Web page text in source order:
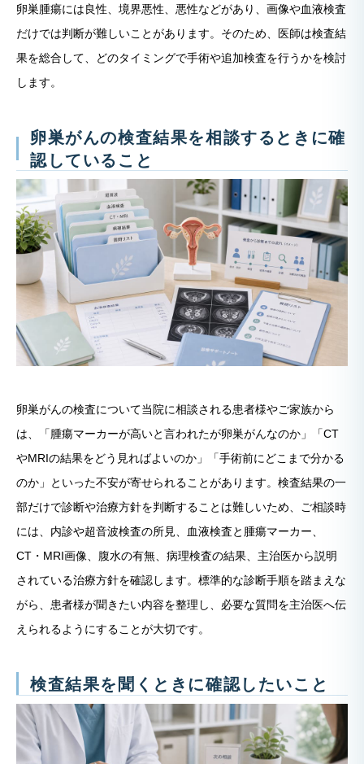
卵巣腫瘍には良性、境界悪性、悪性などがあり、画像や血液検査
だけでは判断が難しいことがあります。そのため、医師は検査結
果を総合して、どのタイミングで手術や追加検査を行うかを検討
します。
卵巣がんの検査結果を相談するときに確
認していること
卵巣がんの検査について当院に相談される患者様やご家族から
は、「腫瘍マーカーが高いと言われたが卵巣がんなのか」「CT
やMRIの結果をどう見ればよいのか」「手術前にどこまで分かる
のか」といった不安が寄せられることがあります。検査結果の一
部だけで診断や治療方針を判断することは難しいため、ご相談時
には、内診や超音波検査の所見、血液検査と腫瘍マーカー、
CT・MRI画像、腹水の有無、病理検査の結果、主治医から説明
されている治療方針を確認します。標準的な診断手順を踏まえな
がら、患者様が聞きたい内容を整理し、必要な質問を主治医へ伝
えられるようにすることが大切です。
検査結果を聞くときに確認したいこと